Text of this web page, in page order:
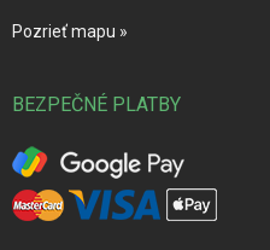
Pozrieť mapu »
BEZPEČNÉ PLATBY